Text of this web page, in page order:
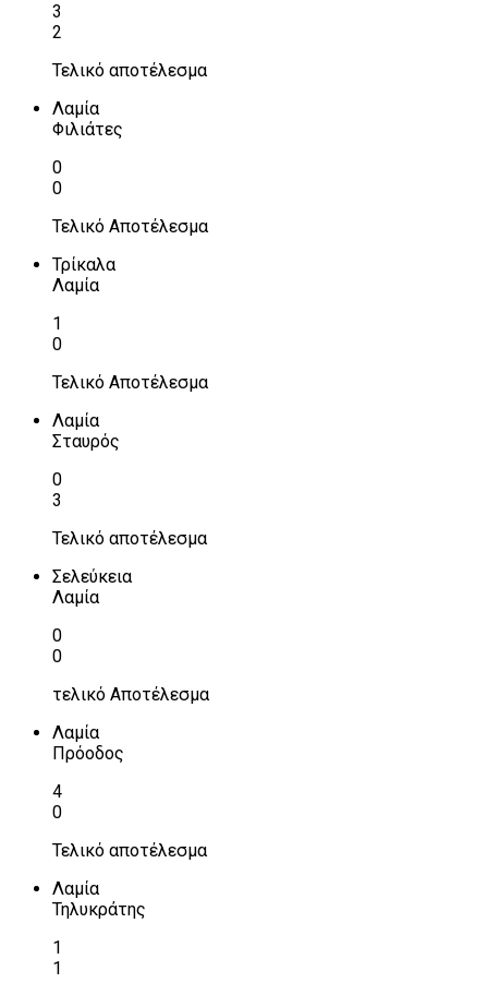
3
2
Τελικό αποτέλεσμα
Λαμία
Φιλιάτες
0
0
Τελικό Αποτέλεσμα
Τρίκαλα
Λαμία
1
0
Τελικό Αποτέλεσμα
Λαμία
Σταυρός
0
3
Τελικό αποτέλεσμα
Σελεύκεια
Λαμία
0
0
τελικό Αποτέλεσμα
Λαμία
Πρόοδος
4
0
Τελικό αποτέλεσμα
Λαμία
Τηλυκράτης
1
1